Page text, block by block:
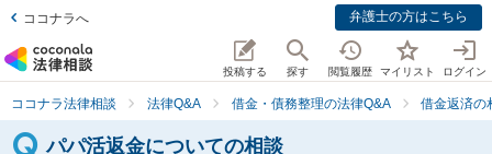
ココナラへ 弁護士の方はこちら
投稿する 探す 閲覧履歴 マイリスト ログイン
ココナラ法律相談 法律Q&A 借金・債務整理の法律Q&A 借金返済の
パパ活返金についての相談